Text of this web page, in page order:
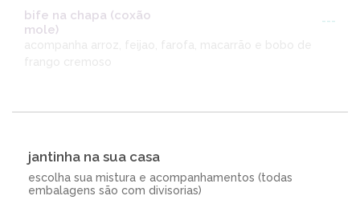
bife na chapa (coxão
mole)
---
acompanha arroz, feijao, farofa, macarrão e bobo de
frango cremoso
jantinha na sua casa
escolha sua mistura e acompanhamentos (todas
embalagens são com divisorias)